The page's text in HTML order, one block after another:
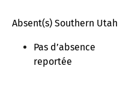
Absent(s) Southern Utah
Pas d’absence
reportée